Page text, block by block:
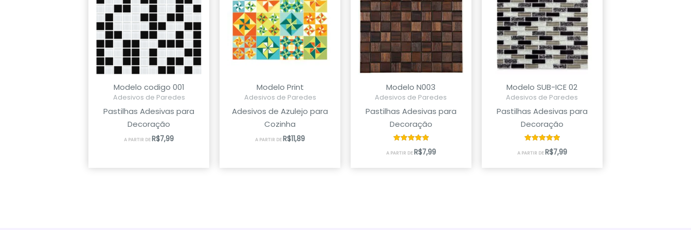
Modelo codigo 001
Adesivos de Paredes
Pastilhas Adesivas para
Decoração
A PARTIR DER$7,99
Modelo Print
Adesivos de Paredes
Adesivos de Azulejo para
Cozinha
A PARTIR DER$11,89
Modelo N003
Adesivos de Paredes
Pastilhas Adesivas para
Decoração
Avaliação
5.00
A PARTIR DER$7,99
Modelo SUB-ICE 02
Adesivos de Paredes
Pastilhas Adesivas para
Decoração
Avaliação
5.00
A PARTIR DER$7,99